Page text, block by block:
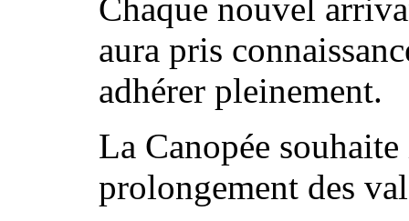
Chaque nouvel
aura pris
adhérer pleinement.
La Canopée
prolongement des